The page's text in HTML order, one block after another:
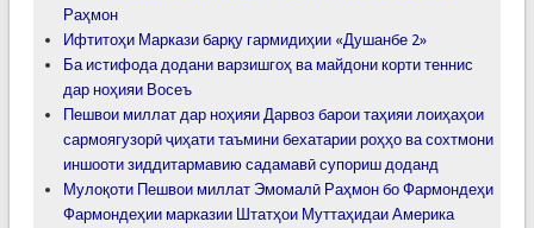
Раҳмон
Ифтитоҳи Маркази барқу гармидиҳии «Душанбе 2»
Ба истифода додани варзишгоҳ ва майдони корти теннис
дар ноҳияи Восеъ
Пешвои миллат дар ноҳияи Дарвоз барои таҳияи лоиҳаҳои
сармоягузорӣ ҷиҳати таъмини бехатарии роҳҳо ва сохтмони
иншооти зиддитармавию садамавӣ супориш доданд
Мулоқоти Пешвои миллат Эмомалӣ Раҳмон бо Фармондеҳи
Фармондеҳии марказии Штатҳои Муттаҳидаи Америка